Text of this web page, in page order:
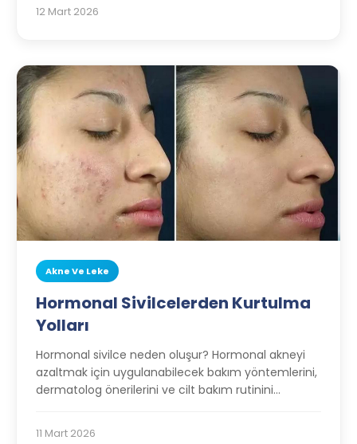
12 Mart 2026
Akne Ve Leke
Hormonal Sivilcelerden Kurtulma
Yolları
Hormonal sivilce neden oluşur? Hormonal akneyi
azaltmak için uygulanabilecek bakım yöntemlerini,
dermatolog önerilerini ve cilt bakım rutinini
11 Mart 2026